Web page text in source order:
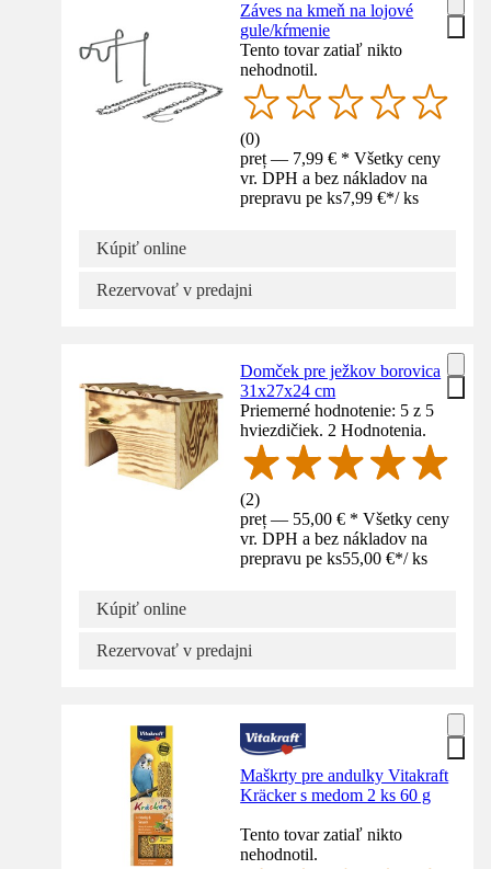
Záves na kmeň na lojové
gule/kŕmenie
Tento tovar zatiaľ nikto
nehodnotil.
(0)
preț — 7,99 € * Všetky ceny
vr. DPH a bez nákladov na
prepravu pe ks7,99 €*/ ks
Kúpiť online
Rezervovať v predajni
Domček pre ježkov borovica
31x27x24 cm
Priemerné hodnotenie: 5 z 5
hviezdičiek. 2 Hodnotenia.
(2)
preț — 55,00 € * Všetky ceny
vr. DPH a bez nákladov na
prepravu pe ks55,00 €*/ ks
Kúpiť online
Rezervovať v predajni
Maškrty pre andulky Vitakraft
Kräcker s medom 2 ks 60 g
Tento tovar zatiaľ nikto
nehodnotil.